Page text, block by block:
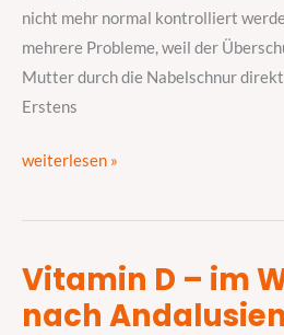
nicht mehr normal kontrolliert
mehrere Probleme, weil der
Mutter durch die Nabelschnur
Erstens
weiterlesen »
Vitamin D – im
nach Andalusien
Vitamin
D